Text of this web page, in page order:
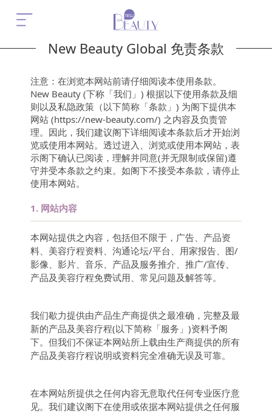
New Beauty Global 免责条款
注意：在浏览本网站前请仔细阅读本使用条款。
New Beauty (下称「我们」) 根据以下使用条款及细
则以及私隐政策（以下简称「条款」) 为阁下提供本
网站 (https://new-beauty.com/) 之内容及负责管
理。因此，我们建议阁下详细阅读本条款后才开始浏
览或使用本网站。透过进入、浏览或使用本网站，表
示阁下确认已阅读，理解并同意(并无限制或保留)遵
守并受本条款之约束。如阁下不接受本条款，请停止
使用本网站。
1. 网站内容
本网站提供之内容，包括但不限于，广告、产品资
料、美容疗程资料、沟通论坛/平台、用家报告、图/
影像、影片、音乐、产品及服务推介、推广/宣传、
产品及美容疗程免费试用、常见问题及解答等。
我们歇力提供由产品生产商提供之最准确，完整及最
新的产品及美容疗程(以下简称「服务」)资料予阁
下。但我们不保证本网站所上载由生产商提供的所有
产品及美容疗程说明或资料完全准确无误及可靠。
在本网站所提供之任何内容无意取代任何专业医疗意
见。我们建议阁下在使用或依据本网站提供之任何服